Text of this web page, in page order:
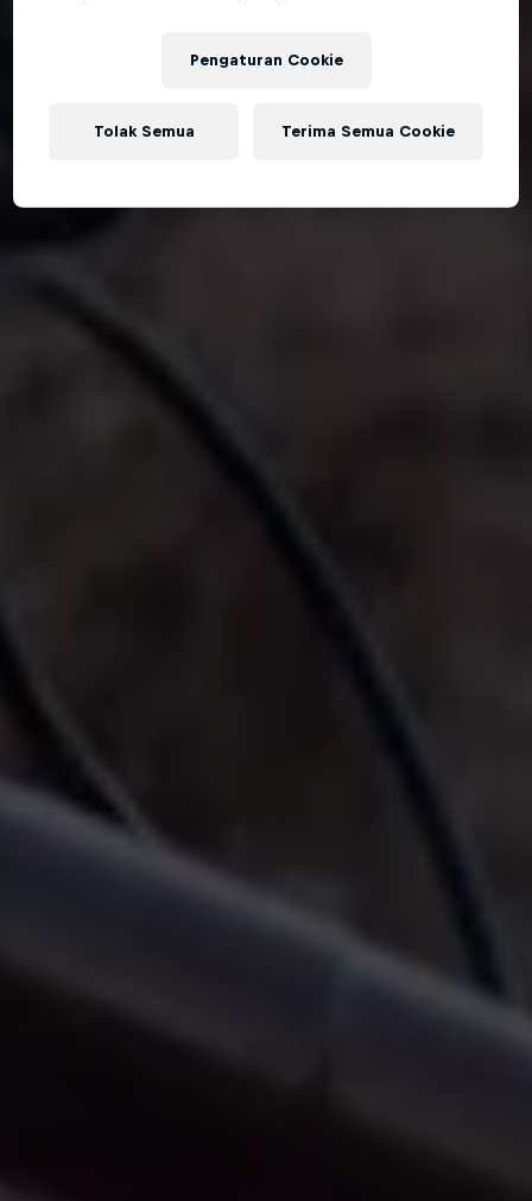
Pengaturan Cookie
Tolak Semua Terima Semua Cookie